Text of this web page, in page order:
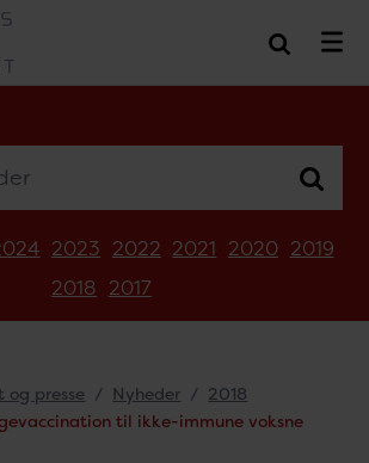
2023 2022 2021 2020 2019
2018 2017
og presse Nyheder
2018
til ikke-immune voksne